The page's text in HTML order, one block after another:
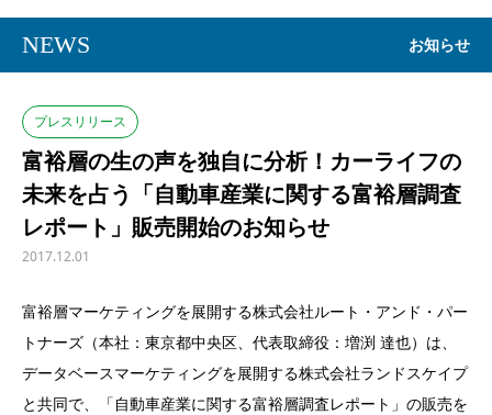
NEWS お知らせ
プレスリリース
富裕層の生の声を独自に分析！カーライフの
未来を占う「自動車産業に関する富裕層調査
レポート」販売開始のお知らせ
2017.12.01
富裕層マーケティングを展開する株式会社ルート・アンド・パー
トナーズ（本社：東京都中央区、代表取締役：増渕 達也）は、
データベースマーケティングを展開する株式会社ランドスケイプ
と共同で、「自動車産業に関する富裕層調査レポート」の販売を